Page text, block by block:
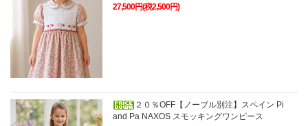
27,500円(税2,500円)
２０％OFF【ノーブル別注】スペイン Pi
and Pa NAXOS スモッキングワンピース